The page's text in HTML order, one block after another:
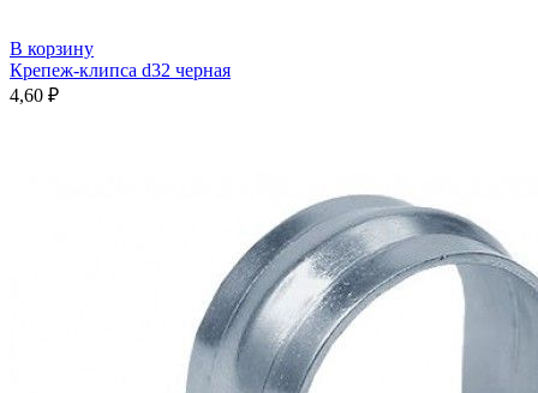
В корзину
Крепеж-клипса d32 черная
4,60 ₽